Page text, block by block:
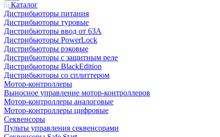
Каталог
Дистрибьюторы питания
Дистрибьюторы туровые
Дистрибьюторы ввод от 63A
Дистрибьюторы PowerLock
Дистрибьюторы рэковые
Дистрибьюторы с защитным реле
Дистрибьюторы BlackEdition
Дистрибьюторы со сплиттером
Мотор-контроллеры
Выносное управление мотор-контроллеров
Мотор-контроллеры аналоговые
Мотор-контроллеры цифровые
Секвенсоры
Пульты управления секвенсорами